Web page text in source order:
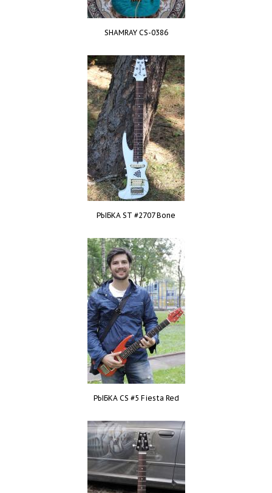
SHAMRAY CS-0386
РЫБКА ST #2707 Bone
РЫБКА CS #5 Fiesta Red